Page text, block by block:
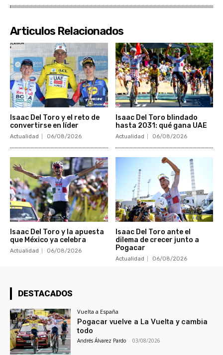
Articulos Relacionados
Isaac Del Toro y el reto de
convertirse en líder
Actualidad 06/08/2026
Isaac Del Toro blindado
hasta 2031: qué gana UAE
Actualidad 06/08/2026
Isaac Del Toro y la apuesta
que México ya celebra
Actualidad 06/08/2026
Isaac Del Toro ante el
dilema de crecer junto a
Pogacar
Actualidad 06/08/2026
DESTACADOS
Vuelta a España
Pogacar vuelve a La Vuelta y cambia
todo
Andrés Álvarez Pardo - 03/08/2026